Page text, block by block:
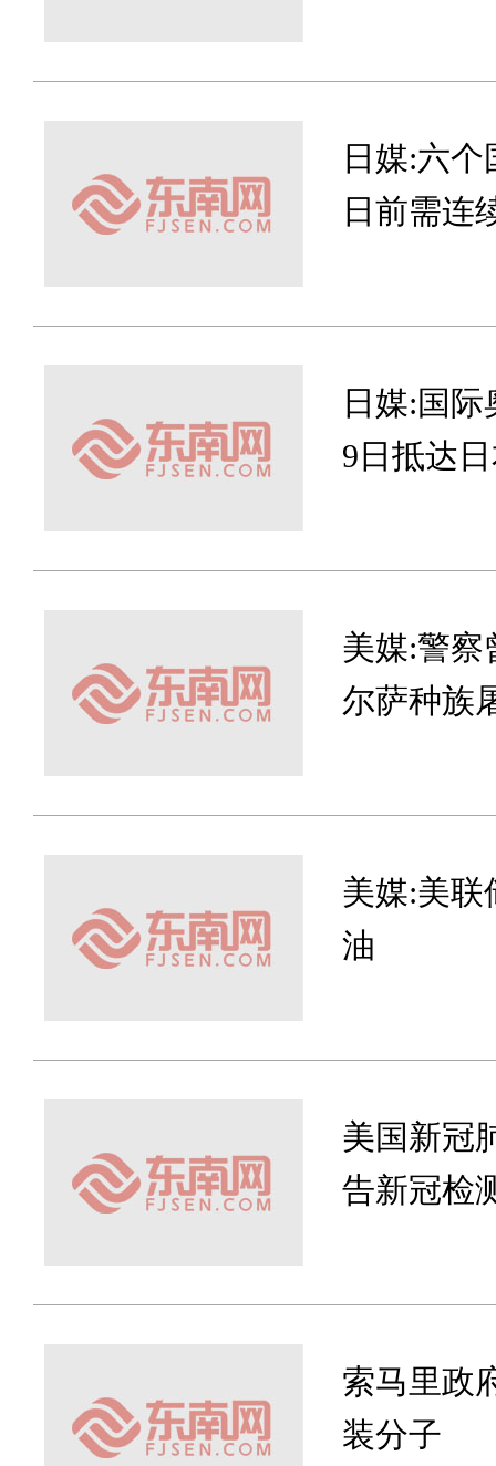
日媒:六
日前需连
日媒:国
9日抵达
美媒:警察
尔萨种族
美媒:美联
油
美国新冠
告新冠检
索马里政
装分子